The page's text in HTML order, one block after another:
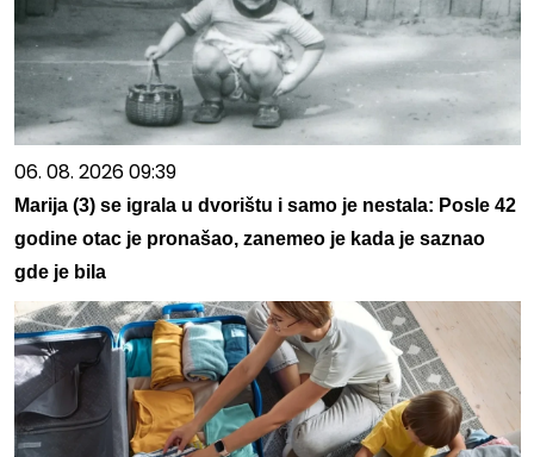
06. 08. 2026 09:39
Marija (3) se igrala u dvorištu i samo je nestala: Posle 42
godine otac je pronašao, zanemeo je kada je saznao
gde je bila